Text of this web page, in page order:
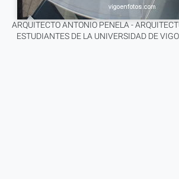
ARQUITECTO ANTONIO PENELA -
ESTUDIANTES DE LA UNIVERSIDAD DE VIGO.